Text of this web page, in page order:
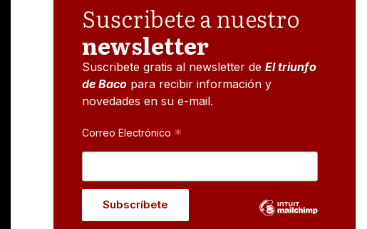
Suscribete a nuestro
newsletter
Suscribete gratis al newsletter deEl triunfo
de Baco para recibir información y
novedades en su e-mail.
Correo Electrónico *